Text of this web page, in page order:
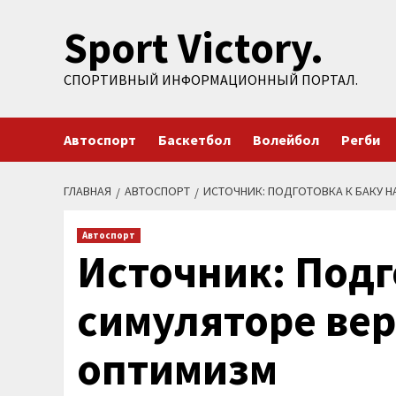
содержимомуSport Victory.
СПОРТИВНЫЙ ИНФОРМАЦИОННЫЙ ПОРТАЛ.
Автоспорт Баскетбол Волейбол Регби
ГЛАВНАЯ АВТОСПОРТ ИСТОЧНИК: ПОДГОТОВКА К БАКУ
Автоспорт
Источник:
симуляторе
оптимизм